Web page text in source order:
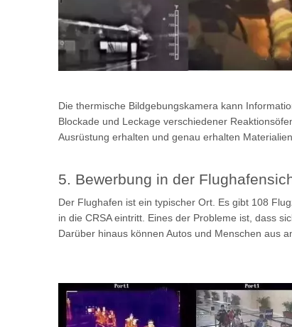
Die thermische Bildgebungskamera kann
Blockade und Leckage verschiedener
Ausrüstung erhalten und genau erhalten Materialien.
5. Bewerbung in der
Der Flughafen ist ein typischer Ort. Es gibt 108
in die CRSA eintritt. Eines der Probleme ist, dass
Darüber hinaus können Autos und Menschen aus